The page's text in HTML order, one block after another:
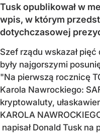
Tusk opublikował w
wpis, w którym
dotychczasowej
Szef rządu wskazał
były najgorszymi
"Na pierwszą rocznicę
Karola Nawrockiego:
kryptowaluty,
KAROLA
napisał Donald Tusk na